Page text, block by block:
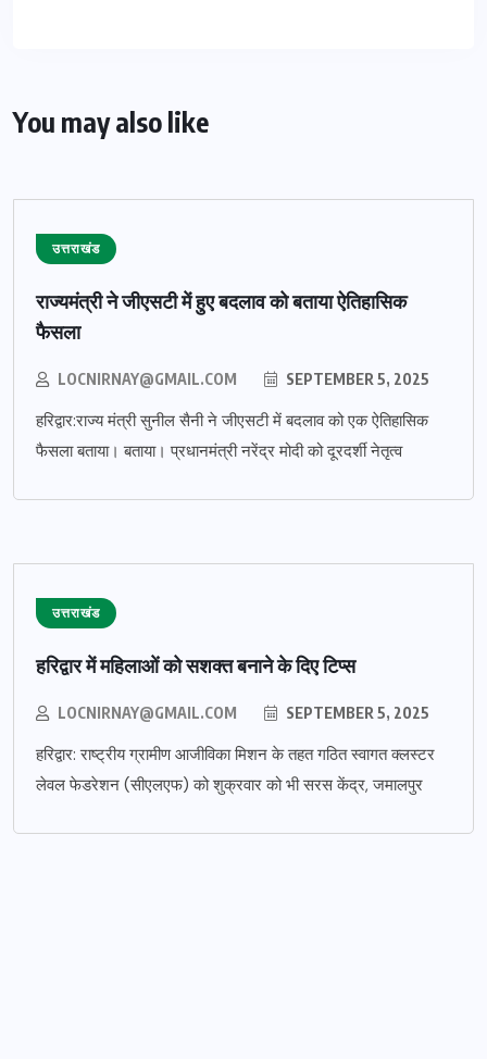
You may also like
उत्तराखंड
राज्यमंत्री ने जीएसटी में हुए बदलाव को बताया ऐतिहासिक
फैसला
LOCNIRNAY@GMAIL.COM SEPTEMBER 5, 2025
हरिद्वार:राज्य मंत्री सुनील सैनी ने जीएसटी में बदलाव को एक ऐतिहासिक
फैसला बताया। बताया। प्रधानमंत्री नरेंद्र मोदी को दूरदर्शी नेतृत्व
उत्तराखंड
हरिद्वार में महिलाओं को सशक्त बनाने के दिए टिप्स
LOCNIRNAY@GMAIL.COM SEPTEMBER 5, 2025
हरिद्वार: राष्ट्रीय ग्रामीण आजीविका मिशन के तहत गठित स्वागत क्लस्टर
लेवल फेडरेशन (सीएलएफ) को शुक्रवार को भी सरस केंद्र, जमालपुर